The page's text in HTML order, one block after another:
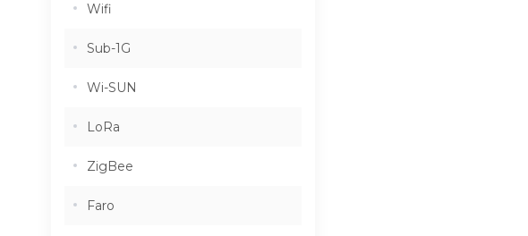
Wifi
Sub-1G
Wi-SUN
LoRa
ZigBee
Faro